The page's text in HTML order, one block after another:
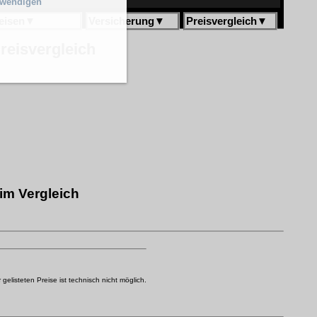
Versicherung▼ Preisvergleich▼
Vergleich
Preise ist technisch nicht möglich.